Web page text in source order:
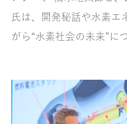
氏は、開発秘話や水素エ
がら“水素社会の未来”に